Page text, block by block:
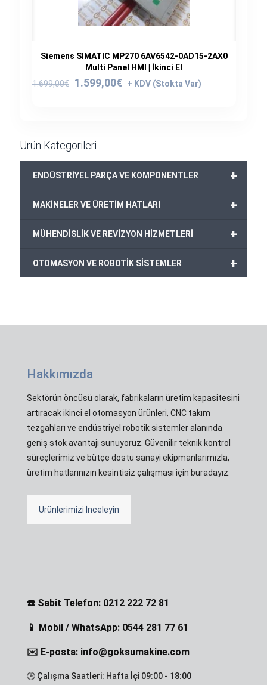
Siemens SIMATIC MP270 6AV6542-0AD15-2AX0
Multi Panel HMI | İkinci El
1.699,00€
Orijinal
1.599,00€
Şu
Ürün Kategorileri
+
ENDÜSTRİYEL PARÇA VE KOMPONENTLER
+
MAKİNELER VE ÜRETİM HATLARI
+
MÜHENDİSLİK VE REVİZYON HİZMETLERİ
+
OTOMASYON VE ROBOTİK SİSTEMLER
Hakkımızda
Sektörün öncüsü olarak, fabrikaların üretim kapasitesini
artıracak ikinci el otomasyon ürünleri, CNC takım
tezgahları ve endüstriyel robotik sistemler alanında
geniş stok avantajı sunuyoruz. Güvenilir teknik kontrol
süreçlerimiz ve bütçe dostu sanayi ekipmanlarımızla,
üretim hatlarınızın kesintisiz çalışması için buradayız.
Ürünlerimizi İnceleyin
☎️ Sabit Telefon: 0212 222 72 81
📱 Mobil / WhatsApp: 0544 281 77 61
✉️ E-posta: info@goksumakine.com
🕒 Çalışma Saatleri: Hafta İçi 09:00 - 18:00